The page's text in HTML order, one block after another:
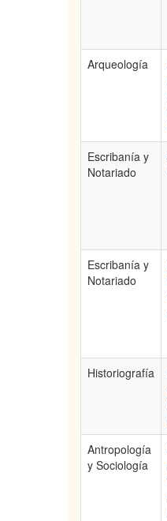
Arqueología
Escribanía y
Notariado
Escribanía y
Notariado
Historiografía
Antropología
y Sociología